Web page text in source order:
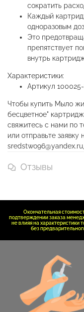
сократить
Каждый
одноразовым
Это
препятствует
внутрь
Характеристики:
Артикул 100025-
Чтобы купить Мыло
бесцветное"
свяжитесь с нами по
или отправьте
Отзывы
Окончательная
подтверждении заказа
не влияя на
без